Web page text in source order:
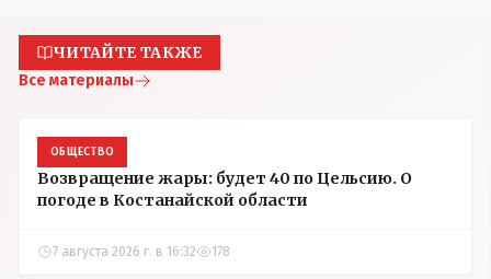
ЧИТАЙТЕ ТАКЖЕ
Все материалы
ОБЩЕСТВО
Возвращение жары: будет 40 по Цельсию. О
погоде в Костанайской области
7 августа 2026 г. в 16:32 178